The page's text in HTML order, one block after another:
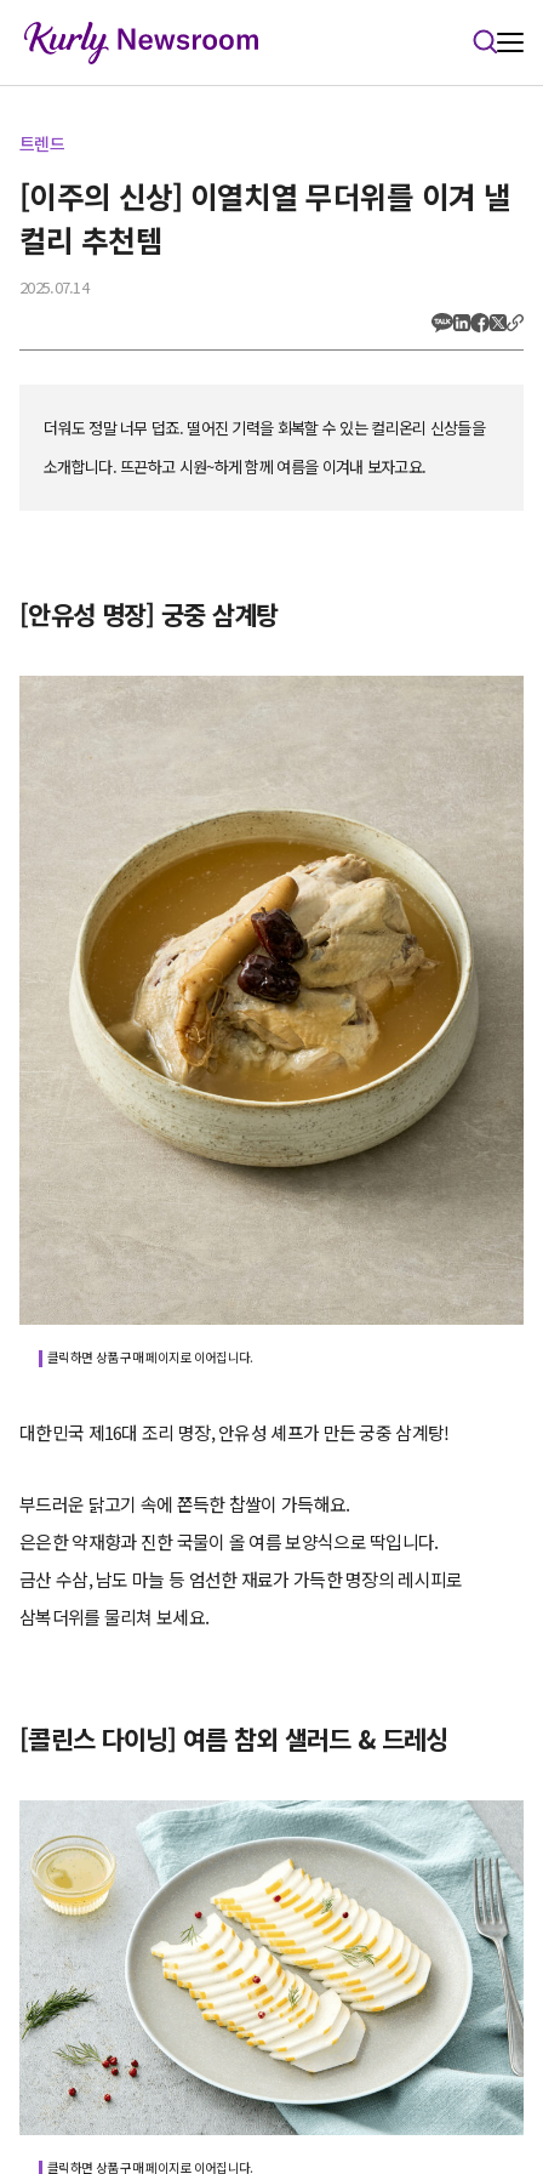
트렌드
[이주의 신상] 이열치열 무더위를 이겨 낼
컬리 추천템
2025.07.14
더워도 정말 너무 덥죠. 떨어진 기력을 회복할 수 있는 컬리온리 신상들을
소개합니다. 뜨끈하고 시원~하게 함께 여름을 이겨내 보자고요.
[안유성 명장] 궁중 삼계탕
클릭하면 상품 구매 페이지로 이어집니다.
대한민국 제16대 조리 명장, 안유성 셰프가 만든 궁중 삼계탕!
부드러운 닭고기 속에 쫀득한 찹쌀이 가득해요.
은은한 약재향과 진한 국물이 올 여름 보양식으로 딱입니다.
금산 수삼, 남도 마늘 등 엄선한 재료가 가득한 명장의 레시피로
삼복더위를 물리쳐 보세요.
[콜린스 다이닝] 여름 참외 샐러드 & 드레싱
클릭하면 상품 구매 페이지로 이어집니다.